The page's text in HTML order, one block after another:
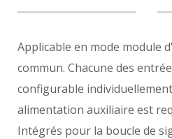
Applicable en mode module
commun. Chacune des
configurable
alimentation auxiliaire est
Intégrés pour la boucle de